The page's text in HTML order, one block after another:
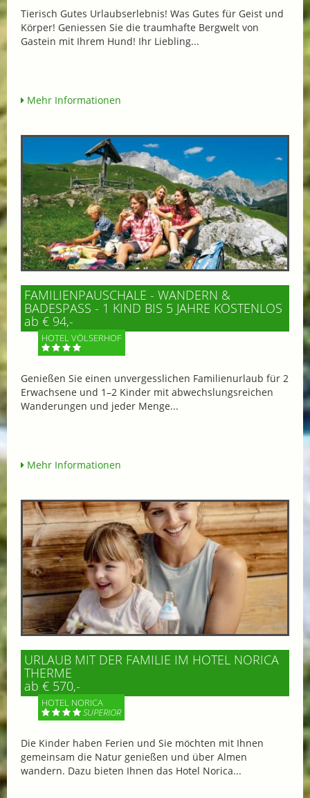
Tierisch Gutes Urlaubserlebnis! Was Gutes für Geist und
Körper! Geniessen Sie die traumhafte Bergwelt von
Gastein mit Ihrem Hund! Ihr Liebling...
Mehr Informationen
FAMILIENPAUSCHALE - WANDERN &
BADESPASS - 1 KIND BIS 5 JAHRE KOSTENLOS
ab € 94,-
HOTEL VÖLSERHOF
Genießen Sie einen unvergesslichen Familienurlaub für 2
Erwachsene und 1–2 Kinder mit abwechslungsreichen
Wanderungen und jeder Menge...
Mehr Informationen
URLAUB MIT DER FAMILIE IM HOTEL NORICA
THERME
ab € 570,-
HOTEL NORICA
SUPERIOR
Die Kinder haben Ferien und Sie möchten mit Ihnen
gemeinsam die Natur genießen und über Almen
wandern. Dazu bieten Ihnen das Hotel Norica...